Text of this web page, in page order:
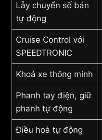
Lẫy chuyển số bán
tự động
Cruise Control với
SPEEDTRONIC
Khoá xe thông minh
Phanh tay điện, giữ
phanh tự động
Điều hoà tự động